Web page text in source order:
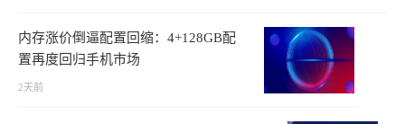
内存涨价倒逼配置回缩：4+128GB配
置再度回归手机市场
2天前